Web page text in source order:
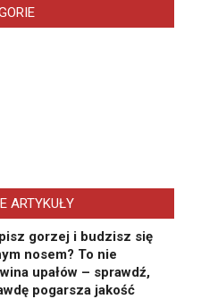
ARTYKUŁY
gorzej i budzisz się
nosem? To nie
upałów – sprawdź,
pogarsza jakość